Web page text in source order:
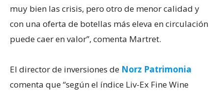
muy bien las crisis, pero otro de menor calidad y
con una oferta de botellas más eleva en circulación
puede caer en valor”, comenta Martret.
El director de inversiones de Norz Patrimonia
comenta que “según el índice Liv-Ex Fine Wine